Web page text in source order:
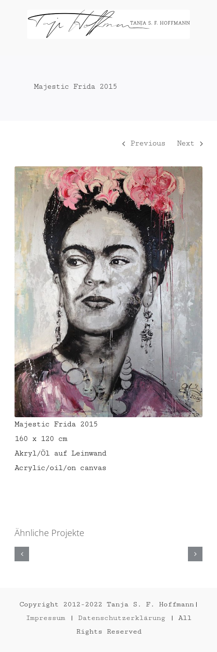
Majestic Frida 2015
Previous Next
Majestic Frida 2015
160 x 120 cm
Akryl/Öl auf Leinwand
Acrylic/oil/on canvas
Ähnliche Projekte
Copyright 2012-2022 Tanja S. F. Hoffmann|
Impressum| Datenschutzerklärung | All
Rights Reserved